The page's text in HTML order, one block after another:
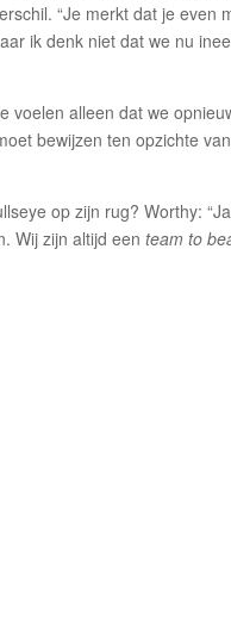
“Je merkt dat je even
ik denk niet dat we nu
voelen alleen dat we
bewijzen ten opzichte
op zijn rug? Worthy:
Wij zijn altijd eenteam to